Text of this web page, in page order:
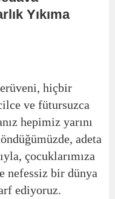
Yıkıma
hiçbir
ve fütursuzca
hepimiz yarını
adeta
çocuklarımıza
nefessiz bir dünya
ediyoruz.